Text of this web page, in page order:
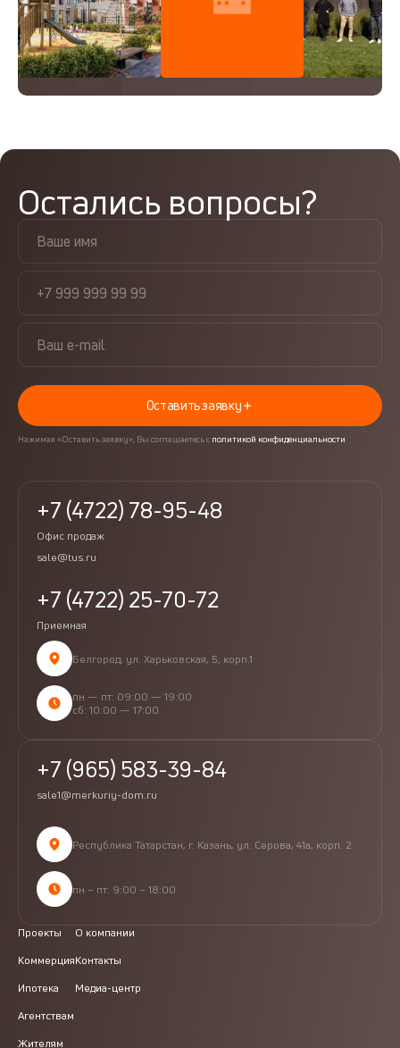
Остались вопросы?
Оставить заявку
Нажимая «Оставить заявку», Вы соглашаетесь с политикой конфиденциальности
+7 (4722) 78-95-48
Офис продаж
+7 (4722) 25-70-72
Приемная
sale@tus.ru
Белгород, ул. Харьковская, 5, корп.1
пн — пт: 09:00 — 19:00
сб: 10:00 — 17:00
+7 (965) 583-39-84
sale1@merkuriy-dom.ru
Республика Татарстан, г. Казань, ул. Серова, 41а, корп. 2
пн – пт: 9:00 – 18:00
Проекты
Коммерция
Ипотека
Агентствам
Жителям
О компании
Контакты
Медиа-центр